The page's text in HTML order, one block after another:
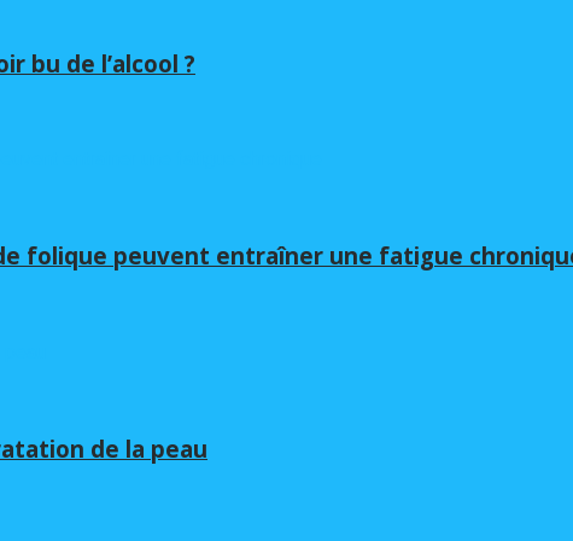
bu de l’alcool ?
folique peuvent entraîner une fatigue
de la peau